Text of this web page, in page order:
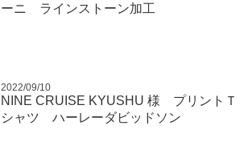
ーニ ラインストーン加工
2022/09/10
NINE CRUISE KYUSHU 様 プリントＴ
シャツ ハーレーダビッドソン